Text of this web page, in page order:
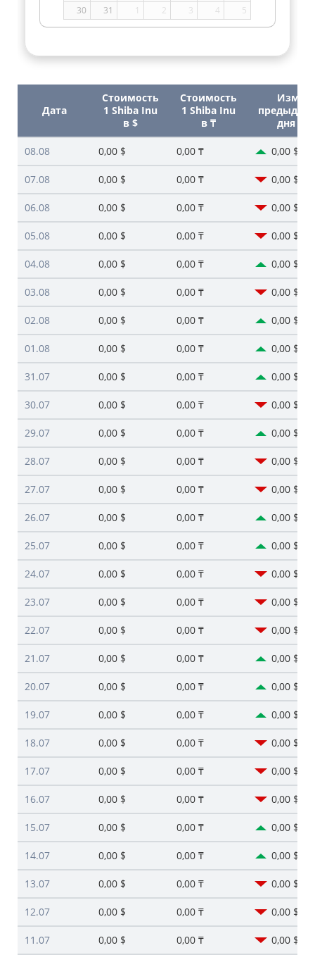
30
31 1 2 3 4 5
Дата
Стоимость
1 Shiba Inu
в $
Стоимость
1 Shiba Inu
в ₸
Изм. с
дня ($)
08.08 0,00 $ 0,00 ₸ 0,00 $
07.08 0,00 $ 0,00 ₸ 0,00 $
06.08 0,00 $ 0,00 ₸ 0,00 $
05.08 0,00 $ 0,00 ₸ 0,00 $
04.08 0,00 $ 0,00 ₸ 0,00 $
03.08 0,00 $ 0,00 ₸ 0,00 $
02.08 0,00 $ 0,00 ₸ 0,00 $
01.08 0,00 $ 0,00 ₸ 0,00 $
31.07 0,00 $ 0,00 ₸ 0,00 $
30.07 0,00 $ 0,00 ₸ 0,00 $
29.07 0,00 $ 0,00 ₸ 0,00 $
28.07 0,00 $ 0,00 ₸ 0,00 $
27.07 0,00 $ 0,00 ₸ 0,00 $
26.07 0,00 $ 0,00 ₸ 0,00 $
25.07 0,00 $ 0,00 ₸ 0,00 $
24.07 0,00 $ 0,00 ₸ 0,00 $
23.07 0,00 $ 0,00 ₸ 0,00 $
22.07 0,00 $ 0,00 ₸ 0,00 $
21.07 0,00 $ 0,00 ₸ 0,00 $
20.07 0,00 $ 0,00 ₸ 0,00 $
19.07 0,00 $ 0,00 ₸ 0,00 $
18.07 0,00 $ 0,00 ₸ 0,00 $
17.07 0,00 $ 0,00 ₸ 0,00 $
16.07 0,00 $ 0,00 ₸ 0,00 $
15.07 0,00 $ 0,00 ₸ 0,00 $
14.07 0,00 $ 0,00 ₸ 0,00 $
13.07 0,00 $ 0,00 ₸ 0,00 $
12.07 0,00 $ 0,00 ₸ 0,00 $
11.07 0,00 $ 0,00 ₸ 0,00 $